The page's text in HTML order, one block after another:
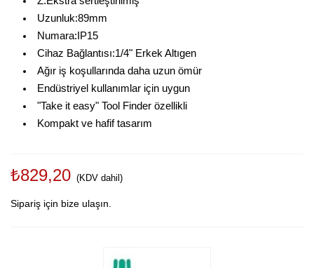
Uzunluk:89mm
Numara:IP15
Cihaz Bağlantısı:1/4" Erkek Altıgen
Ağır iş koşullarında daha uzun ömür
Endüstriyel kullanımlar için uygun
"Take it easy" Tool Finder özellikli
Kompakt ve hafif tasarım
₺829,20 (KDV dahil)
Sipariş için bize ulaşın.